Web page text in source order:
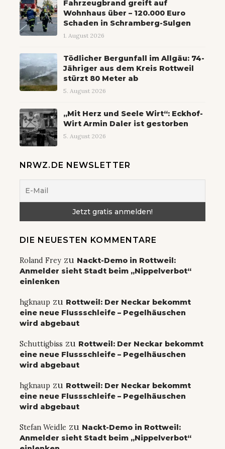
Fahrzeugbrand greift auf
Wohnhaus über – 120.000 Euro
Schaden in Schramberg-Sulgen
1. August 2026
Tödlicher Bergunfall im Allgäu: 74-
Jähriger aus dem Kreis Rottweil
stürzt 80 Meter ab
5. August 2026
„Mit Herz und Seele Wirt“: Eckhof-
Wirt Armin Daler ist gestorben
5. August 2026
NRWZ.DE NEWSLETTER
DIE NEUESTEN KOMMENTARE
Roland Frey zu Nackt-Demo in Rottweil:
Anmelder sieht Stadt beim „Nippelverbot“
einlenken
hgknaup zu Rottweil: Der Neckar bekommt
eine neue Flussschleife – Pegelhäuschen
wird abgebaut
Schuttigbiss zu Rottweil: Der Neckar bekommt
eine neue Flussschleife – Pegelhäuschen
wird abgebaut
hgknaup zu Rottweil: Der Neckar bekommt
eine neue Flussschleife – Pegelhäuschen
wird abgebaut
Stefan Weidle zu Nackt-Demo in Rottweil:
Anmelder sieht Stadt beim „Nippelverbot“